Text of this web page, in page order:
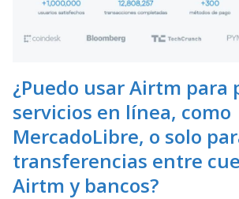
¿Puedo usar Airtm para
servicios en línea, como
MercadoLibre, o solo
transferencias entre
Airtm y bancos?